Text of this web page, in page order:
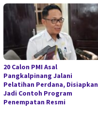
20 Calon PMI Asal
Pangkalpinang Jalani
Pelatihan Perdana, Disiapkan
Jadi Contoh Program
Penempatan Resmi